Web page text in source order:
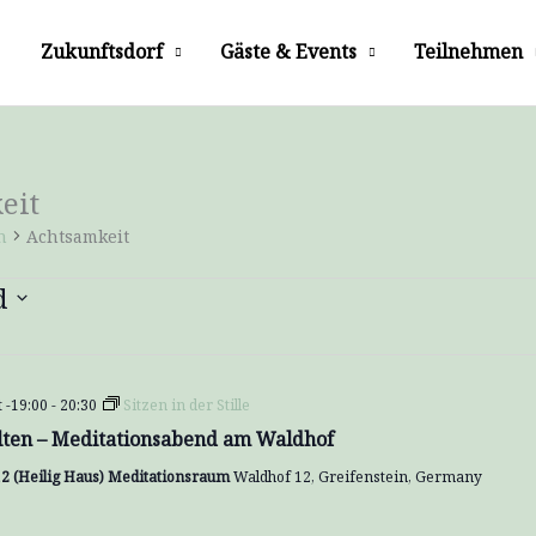
Zukunftsdorf Gäste & Events Teilnehmen
Achtsamkeit
– Meditationsabend am Waldhof
-19:00 - 20:30 Sitzen in der Stille
(Heilig Haus) MeditationsraumWaldhof 12, Greifenstein, Germany